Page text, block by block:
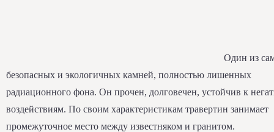
Один из
безопасных и экологичных камней, полностью лишенных
радиационного фона. Он прочен, долговечен, устойчив к
воздействиям. По своим характеристикам травертин занимает
промежуточное место между известняком и гранитом.